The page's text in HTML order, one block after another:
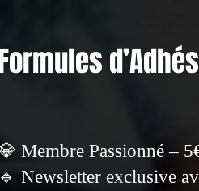
Membre Passionné –
🔹 Newsletter exclusive